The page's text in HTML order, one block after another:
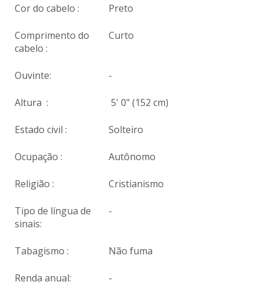
Cor do cabelo : Preto
Comprimento do
cabelo :
Curto
Ouvinte: -
Altura : 5' 0" (152 cm)
Estado civil : Solteiro
Ocupação : Autônomo
Religião : Cristianismo
Tipo de língua de
sinais:
-
Tabagismo : Não fuma
Renda anual: -